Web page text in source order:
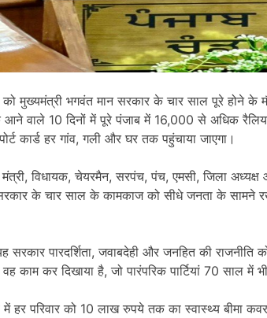
मुख्यमंत्री भगवंत मानसरकार के चार साल पूरे होने के
आने वाले 10 दिनों में पूरे पंजाब में 16,000 से अधिक
कार्ड हर गांव, गली और घर तक पहुंचाया जाएगा।
विधायक, चेयरमैन, सरपंच, पंच, एमसी, जिला अध्यक्ष
के चार साल के कामकाज को सीधे जनता के सामने
सरकार पारदर्शिता, जवाबदेही और जनहित की राजनीति
काम कर दिखाया है, जो पारंपरिक पार्टियां 70 साल में
हर परिवार को 10 लाख रुपये तक का स्वास्थ्य बीमा कवर